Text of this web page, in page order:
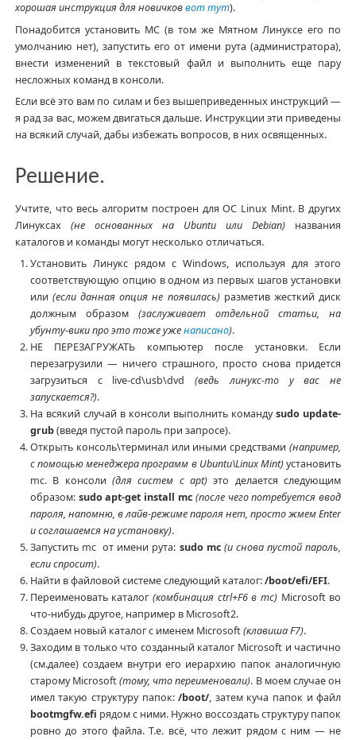
хорошая инструкция для новичковвот тут).
Понадобится установить MC (в том же Мятном Линуксе его по
умолчанию нет), запустить его от имени рута (администратора),
внести изменений в текстовый файл и выполнить еще пару
несложных команд в консоли.
Если всё это вам по силам и без вышеприведенных инструкций —
я рад за вас, можем двигаться дальше. Инструкции эти приведены
на всякий случай, дабы избежать вопросов, в них освященных.
Решение.
Учтите, что весь алгоритм построен для ОС Linux Mint. В других
Линуксах (не основанных на Ubuntu или Debian) названия
каталогов и команды могут несколько отличаться.
Установить Линукс рядом с Windows, используя для этого
соответствующую опцию в одном из первых шагов установки
или (если данная опция не появилась) разметив жесткий диск
должным образом (заслуживает отдельной статьи, на
убунту-вики про это тоже уженаписано).
НЕ ПЕРЕЗАГРУЖАТЬ компьютер после установки. Если
перезагрузили — ничего страшного, просто снова придется
загрузиться с live-cd\usb\dvd(ведь линукс-то у вас не
запускается?).
На всякий случай в консоли выполнить командуsudo update-
grub(введя пустой пароль при запросе).
Открыть консоль\терминал или иными средствами(например,
с помощью менеджера программ в Ubuntu\Linux Mint) установить
mc. В консоли (для систем с apt) это делается следующим
образом: sudo apt-get install mc(после чего потребуется ввод
пароля, напомню, в лайв-режиме пароля нет, просто жмем Enter
и соглашаемся на установку).
Запустить mc от имени рута: sudo mc (и снова пустой пароль,
если спросит).
Найти в файловой системе следующий каталог:/boot/efi/EFI.
Переименовать каталог(комбинация ctrl+F6 в mc) Microsoft во
что-нибудь другое, например в Microsoft2.
Создаем новый каталог с именем Microsoft(клавиша F7).
Заходим в только что созданный каталог Microsoft и частично
(см.далее) создаем внутри его иерархию папок аналогичную
старому Microsoft(тому, что переименовали). В моем случае он
имел такую структуру папок:/boot/, затем куча папок и файл
bootmgfw.efi рядом с ними. Нужно воссоздать структуру папок
ровно до этого файла. Т.е. всё, что лежит рядом с ним — не